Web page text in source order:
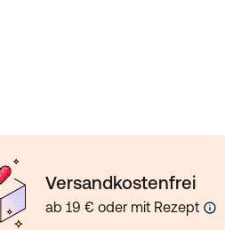
Versandkostenfrei
ab 19 € oder mit Rezept